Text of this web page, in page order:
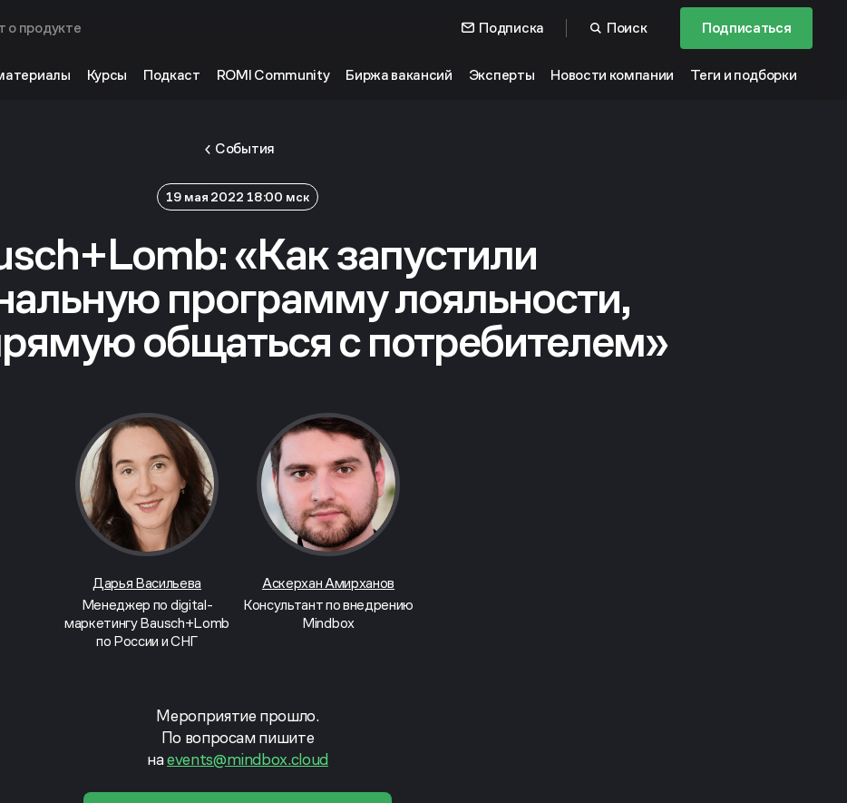
о продукте Подписка Поиск Подписаться
Курсы Подкаст ROMI Community Биржа вакансий Эксперты Новости компании Теги и подборки
События
19 мая 2022 18:00 мск
«Как запустили
программу лояльности,
общаться с потребителем»
Дарья Васильева
Менеджер по digital-
маркетингу Bausch+Lomb
по России и СНГ
Аскерхан Амирханов
Консультант по внедрению
Mindbox
Мероприятие прошло.
По вопросам пишите
наevents@mindbox.cloud